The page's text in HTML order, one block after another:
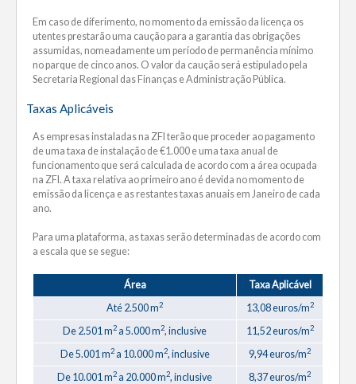
Em caso de diferimento, no momento da emissão da licença os
utentes prestarão uma caução para a garantia das obrigações
assumidas, nomeadamente um período de permanência mínimo
no parque de cinco anos. O valor da caução será estipulado pela
Secretaria Regional das Finanças e Administração Pública.
Taxas Aplicáveis
As empresas instaladas na ZFI terão que proceder ao pagamento
de uma taxa de instalação de €1.000 e uma taxa anual de
funcionamento que será calculada de acordo com a área ocupada
na ZFI. A taxa relativa ao primeiro ano é devida no momento de
emissão da licença e as restantes taxas anuais em Janeiro de cada
ano.
Para uma plataforma, as taxas serão determinadas de acordo com
a escala que se segue:
Área
Taxa Aplicável
Até 2.500 m2 13,08 euros/m2
De 2.501 m2a 5.000 m2, inclusive 11,52 euros/m2
De 5.001 m2a 10.000 m2, inclusive 9,94 euros/m2
De 10.001 m2a 20.000 m2, inclusive 8,37 euros/m2